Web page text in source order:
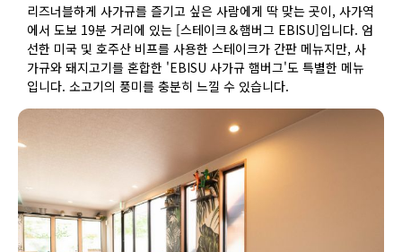
리즈너블하게 사가규를 즐기고 싶은 사람에게 딱 맞는 곳이, 사가역
에서 도보 19분 거리에 있는 [스테이크＆햄버그 EBISU]입니다. 엄
선한 미국 및 호주산 비프를 사용한 스테이크가 간판 메뉴지만, 사
가규와 돼지고기를 혼합한 'EBISU 사가규 햄버그'도 특별한 메뉴
입니다. 소고기의 풍미를 충분히 느낄 수 있습니다.